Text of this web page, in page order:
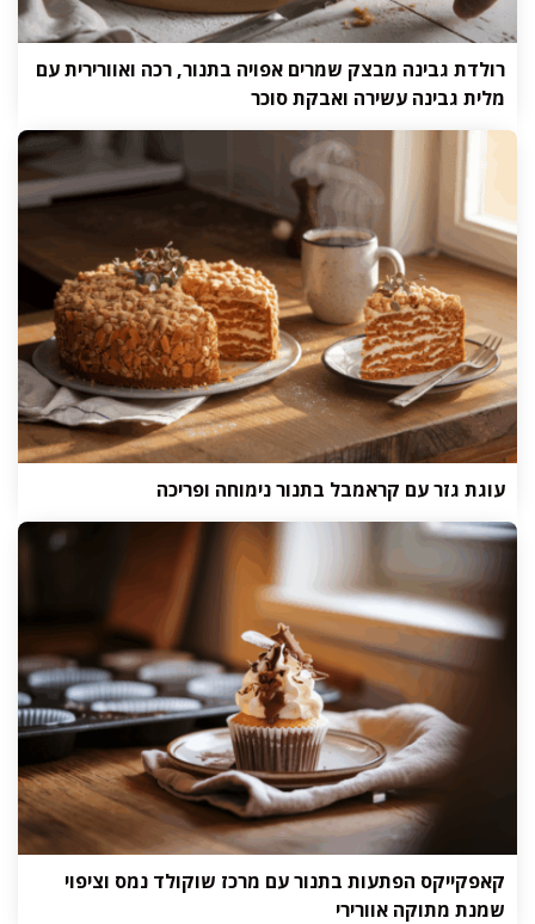
רולדת גבינה מבצק שמרים אפויה בתנור, רכה ואוורירית עם
מלית גבינה עשירה ואבקת סוכר
עוגת גזר עם קראמבל בתנור נימוחה ופריכה
קאפקייקס הפתעות בתנור עם מרכז שוקולד נמס וציפוי
שמנת מתוקה אוורירי